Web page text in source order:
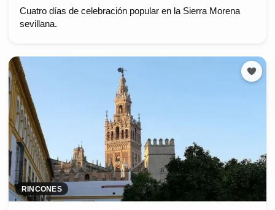
Cuatro días de celebración popular en la Sierra Morena
sevillana.
RINCONES